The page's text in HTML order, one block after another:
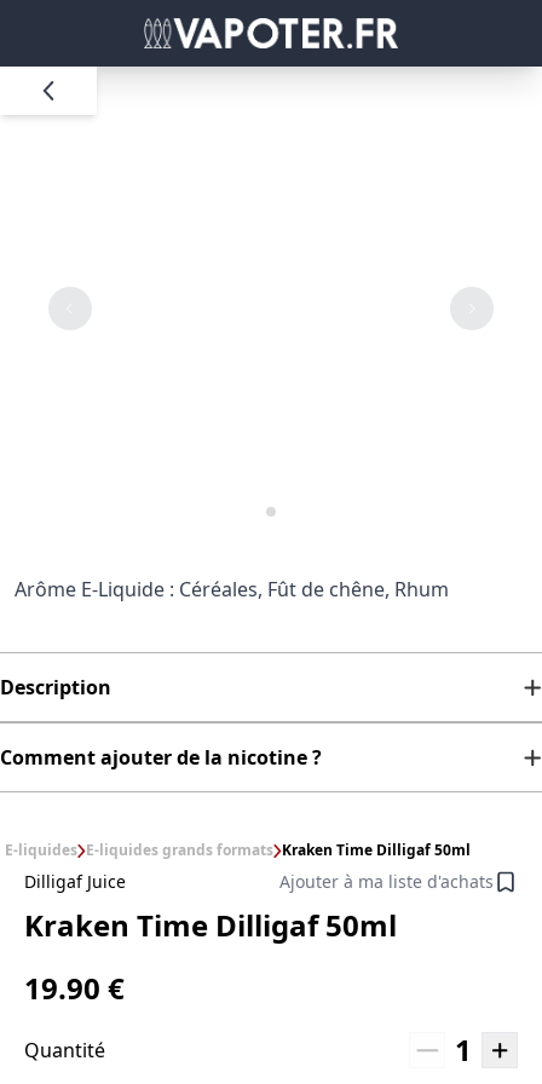
Arôme E-Liquide : Céréales, Fût de chêne, Rhum
Description
Comment ajouter de la nicotine ?
E-liquides E-liquides grands formats Kraken Time Dilligaf 50ml
Dilligaf Juice Ajouter à ma liste d'achats
Kraken Time Dilligaf 50ml
19.90 €
Quantité 1